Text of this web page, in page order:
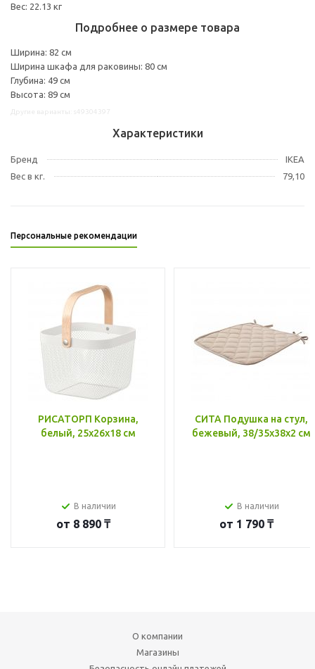
Вес: 22.13 кг
Подробнее о размере товара
Ширина: 82 см
Ширина шкафа для раковины: 80 см
Глубина: 49 см
Высота: 89 см
Характеристики
Бренд
IKEA
Вес в кг.
79,10
Персональные рекомендации
РИСАТОРП Корзина,
белый, 25x26x18 см
В наличии
от 8 890 ₸
СИТА Подушка на стул,
бежевый, 38/35x38x2 см
В наличии
от 1 790 ₸
О компании
Магазины